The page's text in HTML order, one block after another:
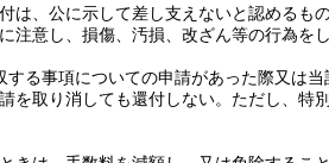
は、公に示して差し支えないと認めるもの
注意し、損傷、汚損、改ざん等の行為をし
する事項についての申請があった際又は
を取り消しても還付しない。 ただし、特